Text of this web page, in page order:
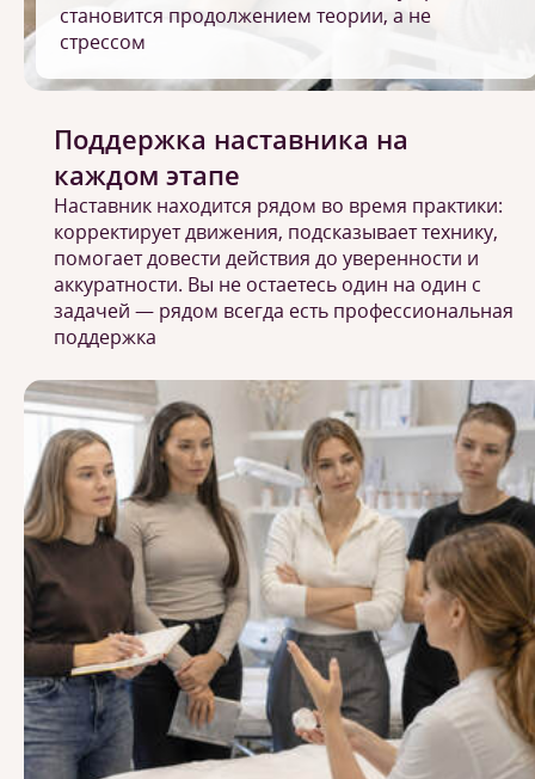
становится продолжением теории, а не
стрессом
Поддержка наставника на
каждом этапе
Наставник находится рядом во время практики:
корректирует движения, подсказывает технику,
помогает довести действия до уверенности и
аккуратности. Вы не остаетесь один на один с
задачей — рядом всегда есть профессиональная
поддержка